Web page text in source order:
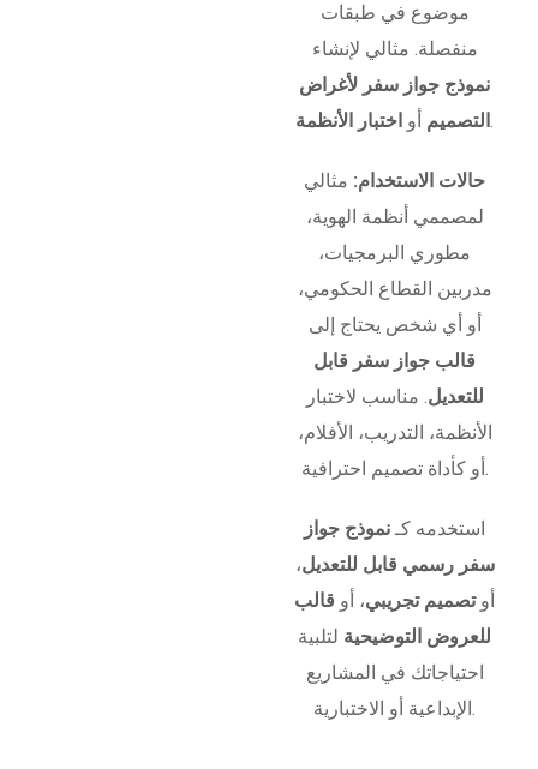
موضوع في طبقات
منفصلة. مثالي لإنشاء
نموذج جواز سفر لأغراض
التصميم أو اختبار الأنظمة .
حالات الاستخدام: مثالي
لمصممي أنظمة الهوية،
مطوري البرمجيات،
مدربين القطاع الحكومي،
أو أي شخص يحتاج إلى
قالب جواز سفر قابل
للتعديل. مناسب لاختبار
الأنظمة، التدريب، الأفلام،
أو كأداة تصميم احترافية.
استخدمه كـنموذج جواز
سفر رسمي قابل للتعديل،
أوتصميم تجريبي، أو قالب
للعروض التوضيحية لتلبية
احتياجاتك في المشاريع
الإبداعية أو الاختبارية.